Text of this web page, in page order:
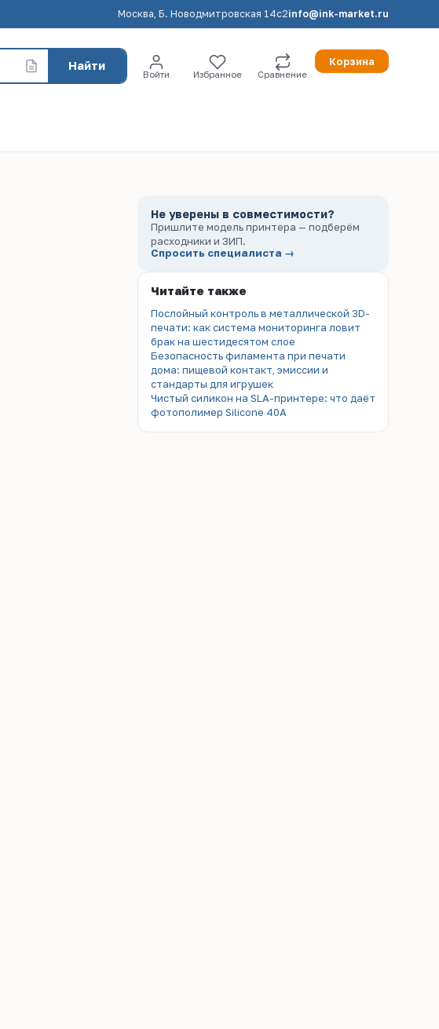
Москва, Б. Новодмитровская 14с2info@ink-market.ru
Найти
Войти Избранное Сравнение
Корзина
Не уверены в совместимости?
Пришлите модель принтера — подберём
расходники и ЗИП.
Спросить специалиста →
Читайте также
Послойный контроль в металлической 3D-
печати: как система мониторинга ловит
брак на шестидесятом слое
Безопасность филамента при печати
дома: пищевой контакт, эмиссии и
стандарты для игрушек
Чистый силикон на SLA-принтере: что даёт
фотополимер Silicone 40A